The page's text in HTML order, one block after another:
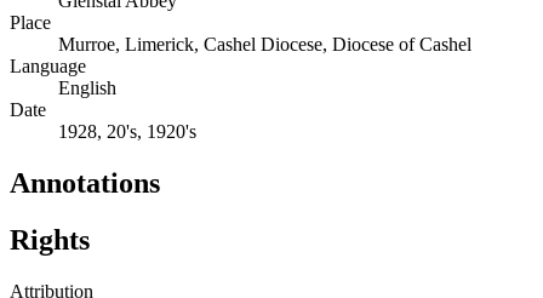
Place
Murroe, Limerick, Cashel Diocese, Diocese of Cashel
Language
English
Date
1928, 20's, 1920's
Annotations
Rights
Attribution